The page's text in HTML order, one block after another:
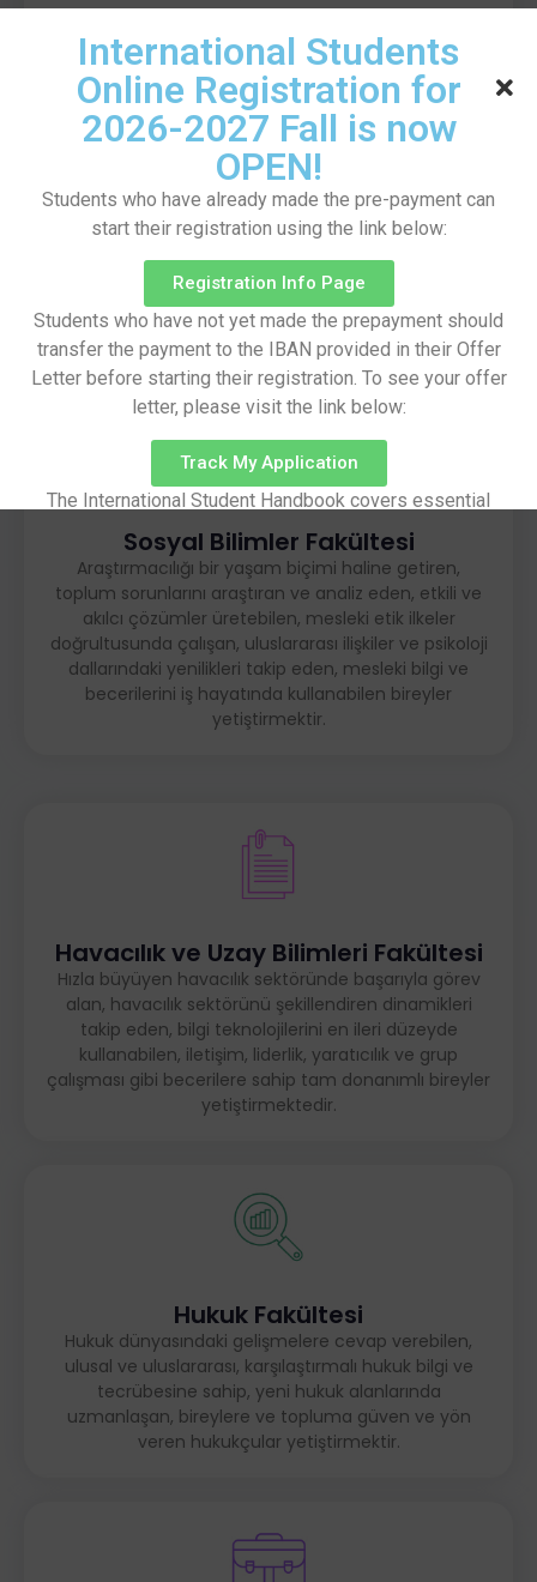
Mühendislik Fakültesi
Teknik problemler çözerek, yeni teknolojiler
geliştirerek veya gelişimine liderlik ederek çalışma
alanına fayda sağlayan, teknolojik gelişmeleri, iş
kollarının ihtiyaçlarını ve eğilimlerini yerel ve küresel
boyutta takip eden, kuramsal bilgiyi uygulamayla
harmanlayan, mühendisliğin uygulama ve işletme
yönleri hakkında bilgi sahibi olan, takım çalışmasına
ve disiplinler arası çalışmaya yatkın, araştırmacı ve
girişimci, yenilikçi yüksek teknoloji şirketleri
kurabilecek donanımda, yeni nesil mühendisler
yetiştirmektir.
Sosyal Bilimler Fakültesi
Araştırmacılığı bir yaşam biçimi haline getiren,
toplum sorunlarını araştıran ve analiz eden, etkili ve
akılcı çözümler üretebilen, mesleki etik ilkeler
doğrultusunda çalışan, uluslararası ilişkiler ve psikoloji
dallarındaki yenilikleri takip eden, mesleki bilgi ve
becerilerini iş hayatında kullanabilen bireyler
yetiştirmektir.
Havacılık ve Uzay Bilimleri Fakültesi
Hızla büyüyen havacılık sektöründe başarıyla görev
alan, havacılık sektörünü şekillendiren dinamikleri
takip eden, bilgi teknolojilerini en ileri düzeyde
kullanabilen, iletişim, liderlik, yaratıcılık ve grup
çalışması gibi becerilere sahip tam donanımlı bireyler
yetiştirmektedir.
Hukuk Fakültesi
Hukuk dünyasındaki gelişmelere cevap verebilen,
ulusal ve uluslararası, karşılaştırmalı hukuk bilgi ve
tecrübesine sahip, yeni hukuk alanlarında
uzmanlaşan, bireylere ve topluma güven ve yön
veren hukukçular yetiştirmektir.
International Students
Online Registration for
2026-2027 Fall is now
OPEN!
Students who have already made the pre-payment can
start their registration using the link below:
Registration Info Page
Students who have not yet made the prepayment should
transfer the payment to the IBAN provided in their Offer
Letter before starting their registration. To see your offer
letter, please visit the link below:
Track My Application
The International Student Handbook covers essential
information on pre-arrival preparations, arrival procedures,
campus facilities, academic life, and other important
aspects of student life.
Handbook